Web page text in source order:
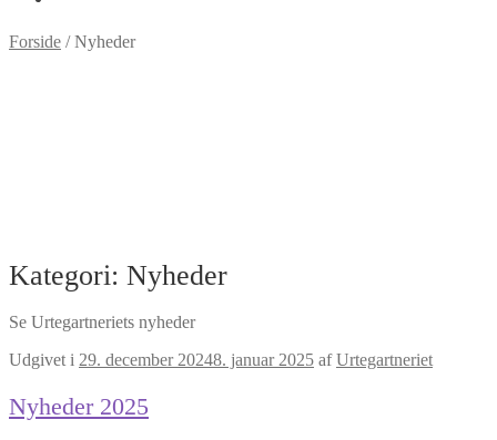
Forside /Nyheder
Kategori: Nyheder
Se Urtegartneriets nyheder
Udgivet i 29. december 20248. januar 2025 afUrtegartneriet
Nyheder 2025